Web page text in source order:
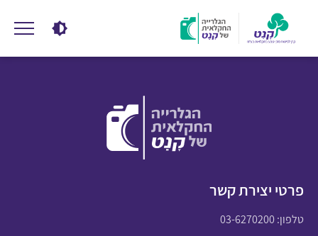
פרטי יצירת קשר
טלפון:03-6270200